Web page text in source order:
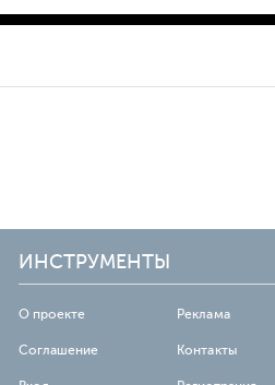
ИНСТРУМЕНТЫ
О проекте Реклама
Соглашение Контакты